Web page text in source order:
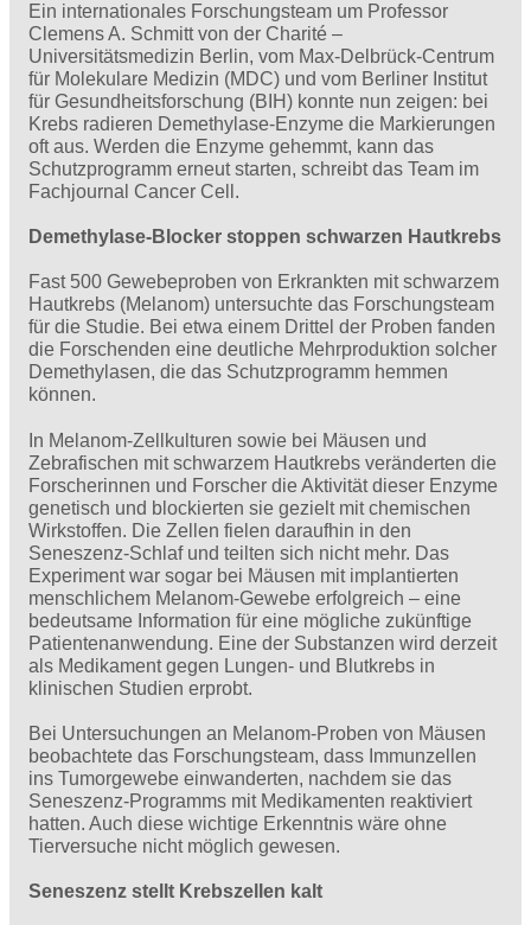
Ein internationales Forschungsteam um Professor
Clemens A. Schmitt von der Charité –
Universitätsmedizin Berlin, vom Max-Delbrück-Centrum
für Molekulare Medizin (MDC) und vom Berliner Institut
für Gesundheitsforschung (BIH) konnte nun zeigen: bei
Krebs radieren Demethylase-Enzyme die Markierungen
oft aus. Werden die Enzyme gehemmt, kann das
Schutzprogramm erneut starten, schreibt das Team im
Fachjournal Cancer Cell.
Demethylase-Blocker stoppen schwarzen Hautkrebs
Fast 500 Gewebeproben von Erkrankten mit schwarzem
Hautkrebs (Melanom) untersuchte das Forschungsteam
für die Studie. Bei etwa einem Drittel der Proben fanden
die Forschenden eine deutliche Mehrproduktion solcher
Demethylasen, die das Schutzprogramm hemmen
können.
In Melanom-Zellkulturen sowie bei Mäusen und
Zebrafischen mit schwarzem Hautkrebs veränderten die
Forscherinnen und Forscher die Aktivität dieser Enzyme
genetisch und blockierten sie gezielt mit chemischen
Wirkstoffen. Die Zellen fielen daraufhin in den
Seneszenz-Schlaf und teilten sich nicht mehr. Das
Experiment war sogar bei Mäusen mit implantierten
menschlichem Melanom-Gewebe erfolgreich – eine
bedeutsame Information für eine mögliche zukünftige
Patientenanwendung. Eine der Substanzen wird derzeit
als Medikament gegen Lungen- und Blutkrebs in
klinischen Studien erprobt.
Bei Untersuchungen an Melanom-Proben von Mäusen
beobachtete das Forschungsteam, dass Immunzellen
ins Tumorgewebe einwanderten, nachdem sie das
Seneszenz-Programms mit Medikamenten reaktiviert
hatten. Auch diese wichtige Erkenntnis wäre ohne
Tierversuche nicht möglich gewesen.
Seneszenz stellt Krebszellen kalt